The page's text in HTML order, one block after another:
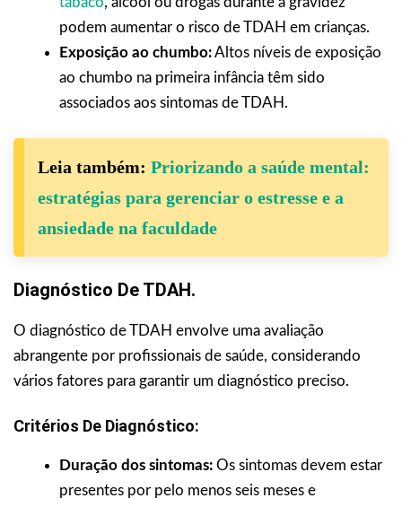
podem aumentar o risco de TDAH em crianças.
Exposição ao chumbo:Altos níveis de exposição
ao chumbo na primeira infância têm sido
associados aos sintomas de TDAH.
Leia também: Priorizando a saúde mental:
estratégias para gerenciar o estresse e a
ansiedade na faculdade
Diagnóstico De TDAH.
O diagnóstico de TDAH envolve uma avaliação
abrangente por profissionais de saúde, considerando
vários fatores para garantir um diagnóstico preciso.
Critérios De Diagnóstico:
Duração dos sintomas: Os sintomas devem estar
presentes por pelo menos seis meses e